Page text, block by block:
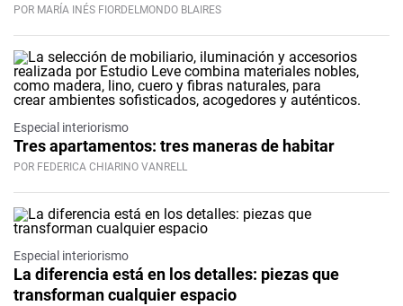
POR MARÍA INÉS FIORDELMONDO BLAIRES
Especial interiorismo
Tres apartamentos: tres maneras de habitar
POR FEDERICA CHIARINO VANRELL
Especial interiorismo
La diferencia está en los detalles: piezas que
transforman cualquier espacio